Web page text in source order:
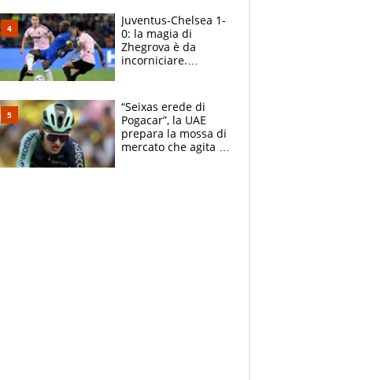
Juventus-Chelsea 1-
0: la magia di
Zhegrova è da
incorniciare.
ancora, la porta
inviolata
“Seixas erede di
Pogacar”, la UAE
prepara la mossa di
mercato che agita la